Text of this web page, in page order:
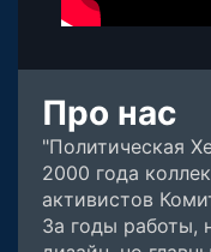
Про нас
"Политическая
2000 года
активистов
За годы работы,